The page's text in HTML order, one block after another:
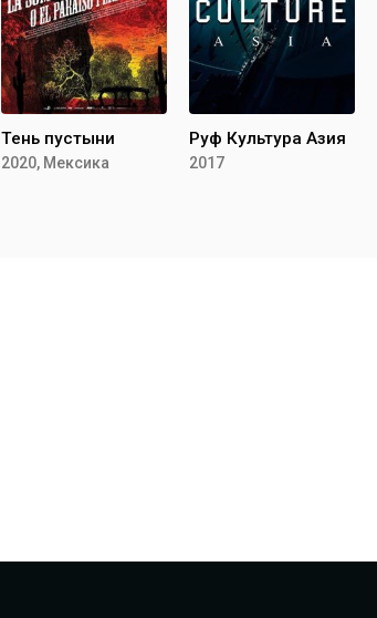
Тень пустыни
2020, Мексика
Руф Культура Азия
2017